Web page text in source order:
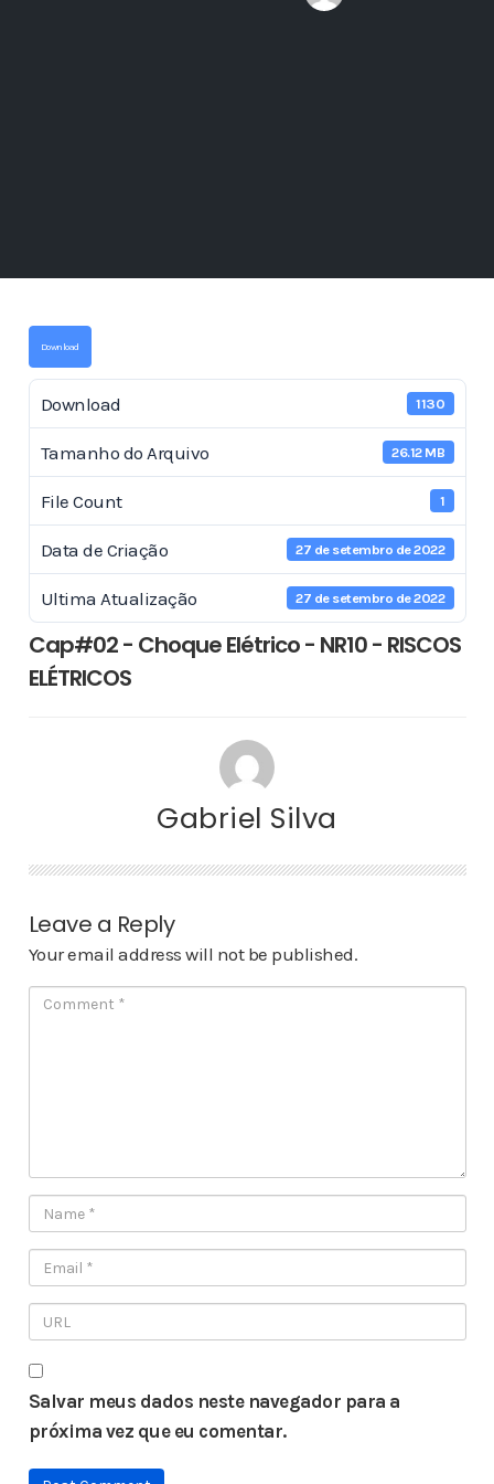
Download
Download 1130
Tamanho do Arquivo 26.12 MB
File Count 1
Data de Criação 27 de setembro de 2022
Ultima Atualização 27 de setembro de 2022
Cap#02 - Choque Elétrico - NR10 - RISCOS
ELÉTRICOS
Gabriel Silva
Leave a Reply
Your email address will not be published.
Salvar meus dados neste navegador para a
próxima vez que eu comentar.